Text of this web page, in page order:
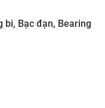
bi, Bạc đạn, Bearing